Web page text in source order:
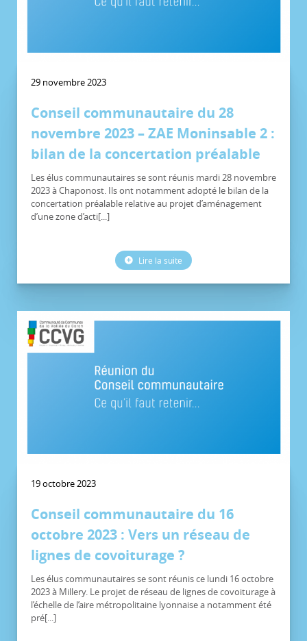
29 novembre 2023
Conseil communautaire du 28
novembre 2023 – ZAE Moninsable 2 :
bilan de la concertation préalable
Les élus communautaires se sont réunis mardi 28 novembre
2023 à Chaponost. Ils ont notamment adopté le bilan de la
concertation préalable relative au projet d’aménagement
d’une zone d’acti[...]
Lire la suite
19 octobre 2023
Conseil communautaire du 16
octobre 2023 : Vers un réseau de
lignes de covoiturage ?
Les élus communautaires se sont réunis ce lundi 16 octobre
2023 à Millery. Le projet de réseau de lignes de covoiturage à
l’échelle de l’aire métropolitaine lyonnaise a notamment été
pré[...]